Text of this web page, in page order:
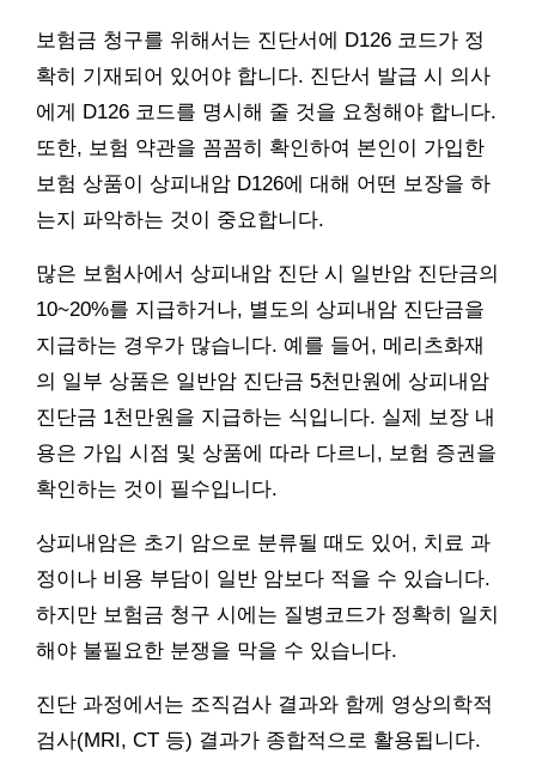
보험금 청구를 위해서는 진단서에 D126 코드가 정
확히 기재되어 있어야 합니다. 진단서 발급 시 의사
에게 D126 코드를 명시해 줄 것을 요청해야 합니다.
또한, 보험 약관을 꼼꼼히 확인하여 본인이 가입한
보험 상품이 상피내암 D126에 대해 어떤 보장을 하
는지 파악하는 것이 중요합니다.
많은 보험사에서 상피내암 진단 시 일반암 진단금의
10~20%를 지급하거나, 별도의 상피내암 진단금을
지급하는 경우가 많습니다. 예를 들어, 메리츠화재
의 일부 상품은 일반암 진단금 5천만원에 상피내암
진단금 1천만원을 지급하는 식입니다. 실제 보장 내
용은 가입 시점 및 상품에 따라 다르니, 보험 증권을
확인하는 것이 필수입니다.
상피내암은 초기 암으로 분류될 때도 있어, 치료 과
정이나 비용 부담이 일반 암보다 적을 수 있습니다.
하지만 보험금 청구 시에는 질병코드가 정확히 일치
해야 불필요한 분쟁을 막을 수 있습니다.
진단 과정에서는 조직검사 결과와 함께 영상의학적
검사(MRI, CT 등) 결과가 종합적으로 활용됩니다.